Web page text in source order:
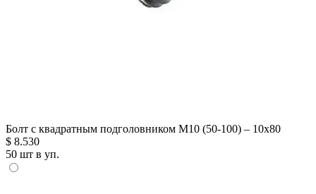
Болт с квадратным подголовником М10 (50-100) – 10х80
$ 8.530
50 шт в уп.